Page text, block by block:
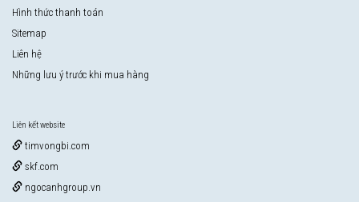
Hình thức thanh toán
Sitemap
Liên hệ
Những lưu ý trước khi mua hàng
Liên kết website
timvongbi.com
skf.com
ngocanhgroup.vn